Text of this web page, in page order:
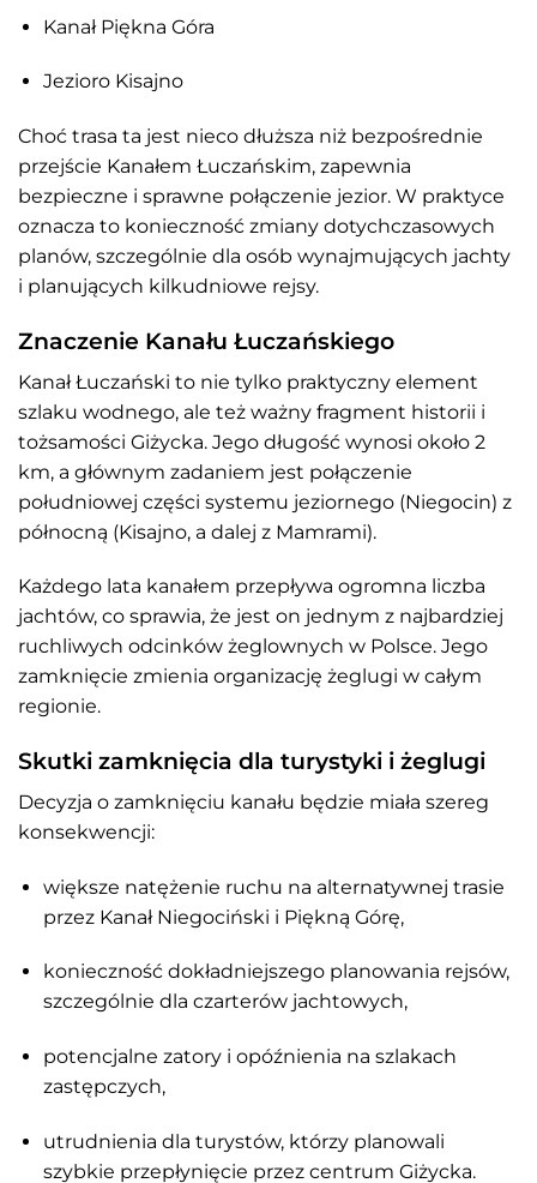
Kanał Piękna Góra
Jezioro Kisajno
Choć trasa ta jest nieco dłuższa niż bezpośrednie
przejście Kanałem Łuczańskim, zapewnia
bezpieczne i sprawne połączenie jezior. W praktyce
oznacza to konieczność zmiany dotychczasowych
planów, szczególnie dla osób wynajmujących jachty
i planujących kilkudniowe rejsy.
Znaczenie Kanału Łuczańskiego
Kanał Łuczański to nie tylko praktyczny element
szlaku wodnego, ale też ważny fragment historii i
tożsamości Giżycka. Jego długość wynosi około 2
km, a głównym zadaniem jest połączenie
południowej części systemu jeziornego (Niegocin) z
północną (Kisajno, a dalej z Mamrami).
Każdego lata kanałem przepływa ogromna liczba
jachtów, co sprawia, że jest on jednym z najbardziej
ruchliwych odcinków żeglownych w Polsce. Jego
zamknięcie zmienia organizację żeglugi w całym
regionie.
Skutki zamknięcia dla turystyki i żeglugi
Decyzja o zamknięciu kanału będzie miała szereg
konsekwencji:
większe natężenie ruchu na alternatywnej trasie
przez Kanał Niegociński i Piękną Górę,
konieczność dokładniejszego planowania rejsów,
szczególnie dla czarterów jachtowych,
potencjalne zatory i opóźnienia na szlakach
zastępczych,
utrudnienia dla turystów, którzy planowali
szybkie przepłynięcie przez centrum Giżycka.